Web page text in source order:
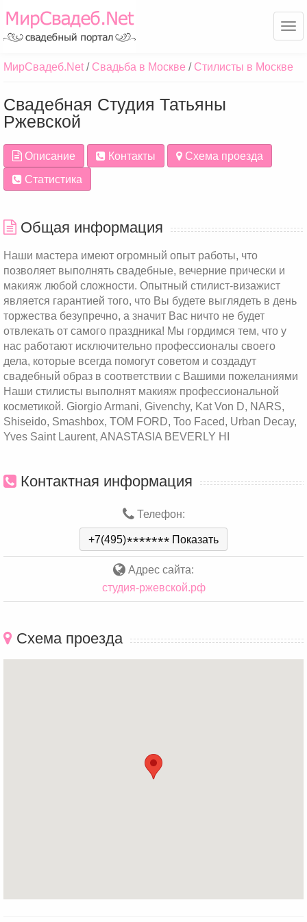
МирСвадеб.Net Свадьба в Москве Стилисты в Москве
Свадебная Студия Татьяны
Ржевской
Описание Контакты
Схема проезда
Статистика
Общая информация
Наши мастера имеют огромный опыт работы, что
позволяет выполнять свадебные, вечерние прически и
макияж любой сложности. Опытный стилист-визажист
является гарантией того, что Вы будете выглядеть в день
торжества безупречно, а значит Вас ничто не будет
отвлекать от самого праздника! Мы гордимся тем, что у
нас работают исключительно профессионалы своего
дела, которые всегда помогут советом и создадут
свадебный образ в соответствии с Вашими пожеланиями
Наши стилисты выполнят макияж профессиональной
косметикой. Giorgio Armani, Givenchy, Kat Von D, NARS,
Shiseido, Smashbox, TOM FORD, Too Faced, Urban Decay,
Yves Saint Laurent, ANASTASIA BEVERLY HI
Контактная информация
Телефон:
+7(495)******* Показать
Адрес сайта:
студия-ржевской.рф
Схема проезда